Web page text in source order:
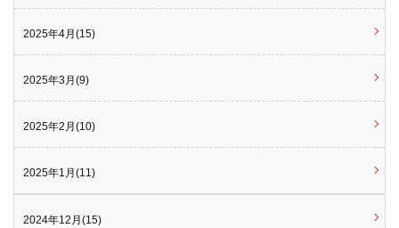
2025年4月(15)
2025年3月(9)
2025年2月(10)
2025年1月(11)
2024年12月(15)